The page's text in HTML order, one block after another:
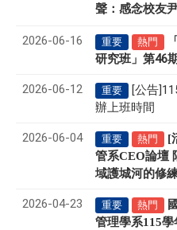
聲 ： 感念校友
2026-06-16 重要 熱門
研究班」第46
2026-06-12 重要
[公告
辦上班時間
2026-06-04 重要 熱門
[
管系CEO論壇
域護城河的修
2026-04-23 重要 熱門
管理學系115學